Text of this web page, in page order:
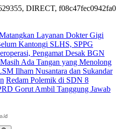
DIRECT, f08c47fec0942fa0
Layanan Dokter Gigi
Kantongi SLHS, SPPG
Pengamat Desak BGN
Ada Tangan yang Menolong
Ilham Nusantara dan Sukandar
Redam Polemik di SDN 8
Gorut Ambil Tanggung Jawab